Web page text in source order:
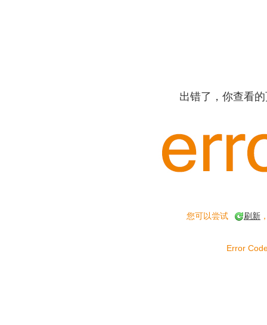
出错了，你查看
您可以尝试 刷新
Error